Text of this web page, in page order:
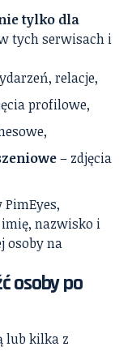
tylko dla
tych serwisach i
relacje,
profilowe,
– zdjęcia
nazwisko i
osoby na
osoby po
lub kilka z